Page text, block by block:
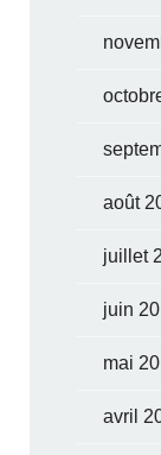
août
juillet
juin
mai
avril